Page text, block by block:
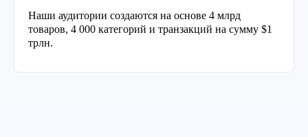
Наши аудитории создаются на основе 4 млрд
товаров, 4 000 категорий и транзакций на сумму $1
трлн.